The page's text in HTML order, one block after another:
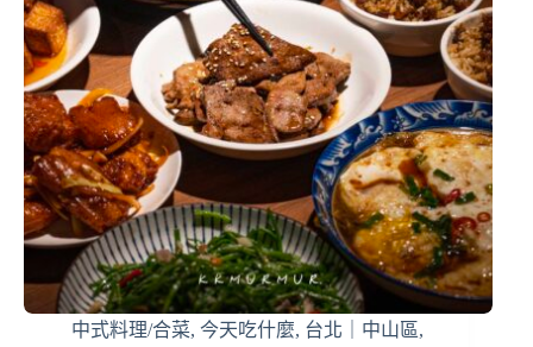
中式料理/合菜, 今天吃什麼, 台北｜中山區,